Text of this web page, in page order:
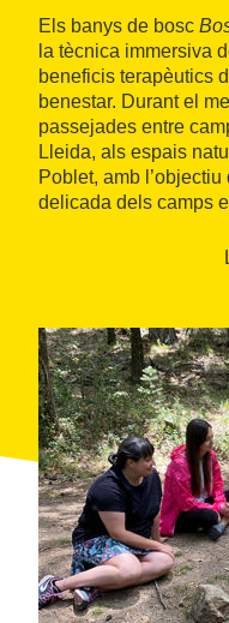
Els banys de bosc
la tècnica immersiva
beneficis terapèutics
benestar. Durant el
passejades entre
Lleida, als espais
Poblet, amb
delicada dels camps